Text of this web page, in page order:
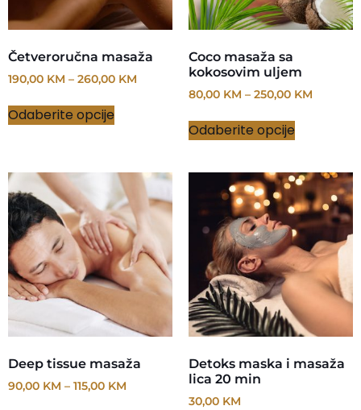
Četveroručna masaža
190,00 KM – 260,00 KM
Odaberite opcije
Coco masaža sa
kokosovim uljem
80,00 KM – 250,00 KM
Odaberite opcije
Deep tissue masaža
90,00 KM – 115,00 KM
Detoks maska i masaža
lica 20 min
30,00 KM